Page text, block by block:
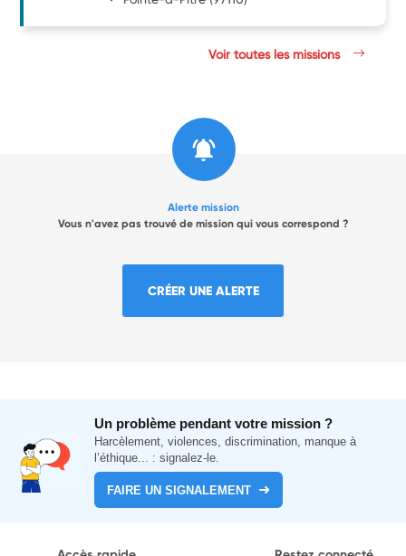
Voir toutes les missions
Alerte mission
Vous n'avez pas trouvé de mission qui vous correspond ?
CRÉER UNE ALERTE
Un problème pendant votre mission ?
Harcèlement, violences, discrimination, manque à
l’éthique... : signalez-le.
FAIRE UN SIGNALEMENT